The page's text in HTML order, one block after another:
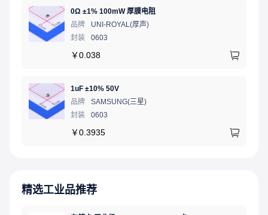
0Ω ±1% 100mW 厚膜电阻
品牌
UNI-ROYAL(厚声)
封装
0603
￥0.038
1uF ±10% 50V
品牌
SAMSUNG(三星)
封装
0603
￥0.3935
精选工业品推荐